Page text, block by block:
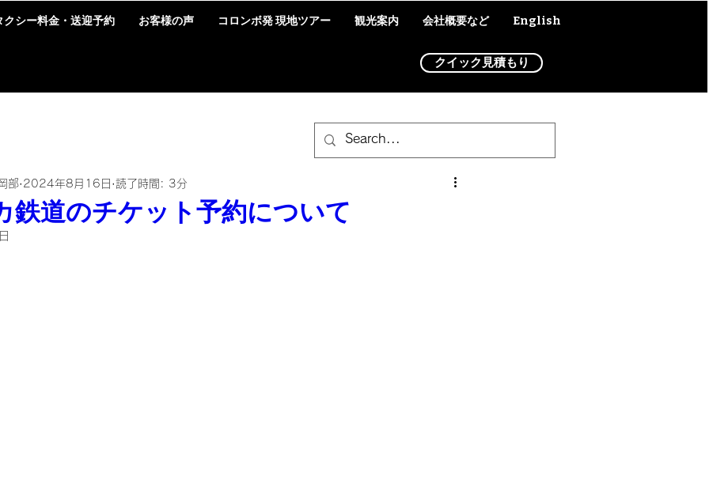
クイック見積もり
クシー料金・送迎予約 お客様の声 コロンボ発 現地ツアー 観光案内 会社概要など English
鉄道のチケット予約について
部 2024年8月16日 読了時間: 3分